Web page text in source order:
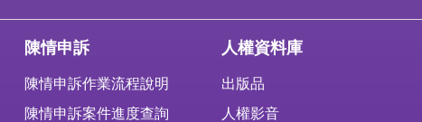
陳情申訴
陳情申訴作業流程說明
陳情申訴案件進度查詢
人權資料庫
出版品
人權影音